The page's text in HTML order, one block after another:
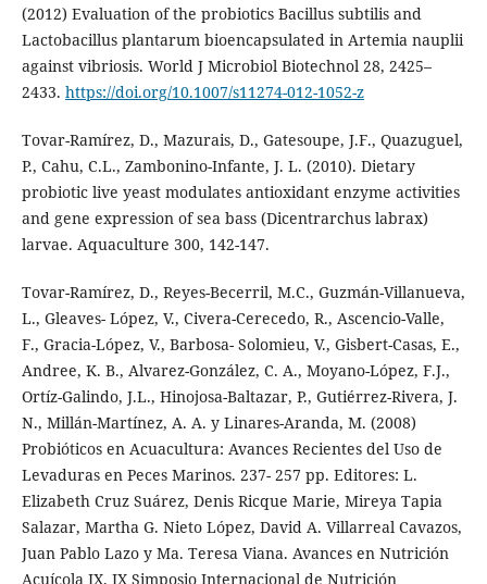
(2012) Evaluation of the probiotics Bacillus subtilis and
Lactobacillus plantarum bioencapsulated in Artemia nauplii
against vibriosis. World J Microbiol Biotechnol 28, 2425–
2433. https://doi.org/10.1007/s11274-012-1052-z
Tovar-Ramírez, D., Mazurais, D., Gatesoupe, J.F., Quazuguel,
P., Cahu, C.L., Zambonino-Infante, J. L. (2010). Dietary
probiotic live yeast modulates antioxidant enzyme activities
and gene expression of sea bass (Dicentrarchus labrax)
larvae. Aquaculture 300, 142-147.
Tovar-Ramírez, D., Reyes-Becerril, M.C., Guzmán-Villanueva,
L., Gleaves- López, V., Civera-Cerecedo, R., Ascencio-Valle,
F., Gracia-López, V., Barbosa- Solomieu, V., Gisbert-Casas, E.,
Andree, K. B., Alvarez-González, C. A., Moyano-López, F.J.,
Ortíz-Galindo, J.L., Hinojosa-Baltazar, P., Gutiérrez-Rivera, J.
N., Millán-Martínez, A. A. y Linares-Aranda, M. (2008)
Probióticos en Acuacultura: Avances Recientes del Uso de
Levaduras en Peces Marinos. 237- 257 pp. Editores: L.
Elizabeth Cruz Suárez, Denis Ricque Marie, Mireya Tapia
Salazar, Martha G. Nieto López, David A. Villarreal Cavazos,
Juan Pablo Lazo y Ma. Teresa Viana. Avances en Nutrición
Acuícola IX. IX Simposio Internacional de Nutrición